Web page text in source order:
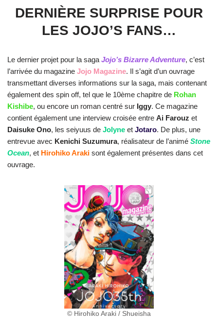
DERNIÈRE SURPRISE POUR
LES JOJO’S FANS…
Le dernier projet pour la saga Jojo’s Bizarre Adventure, c’est
l’arrivée du magazine Jojo Magazine. Il s’agit d’un ouvrage
transmettant diverses informations sur la saga, mais contenant
également des spin off, tel que le 10ème chapitre de Rohan
Kishibe, ou encore un roman centré sur Iggy. Ce magazine
contient également une interview croisée entre Ai Farouz et
Daisuke Ono, les seiyuus de Jolyne et Jotaro. De plus, une
entrevue avec Kenichi Suzumura, réalisateur de l’animé Stone
Ocean, et Hirohiko Araki sont également présentes dans cet
ouvrage.
© Hirohiko Araki / Shueisha